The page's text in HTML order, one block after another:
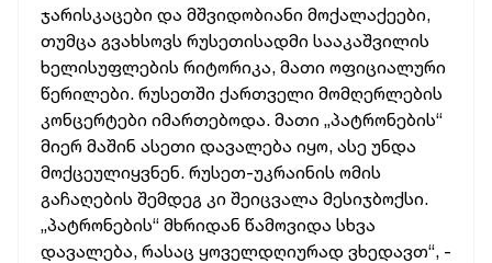
ჯარისკაცები და მშვიდობიანი მოქალაქეები,
თუმცა გვახსოვს რუსეთისადმი სააკაშვილის
ხელისუფლების რიტორიკა, მათი ოფიციალური
წერილები. რუსეთში ქართველი მომღერლების
კონცერტები იმართებოდა. მათი „პატრონების“
მიერ მაშინ ასეთი დავალება იყო, ასე უნდა
მოქცეულიყვნენ. რუსეთ-უკრაინის ომის
გაჩაღების შემდეგ კი შეიცვალა მესიჯბოქსი.
„პატრონების“ მხრიდან წამოვიდა სხვა
დავალება, რასაც ყოველდღიურად ვხედავთ“, -